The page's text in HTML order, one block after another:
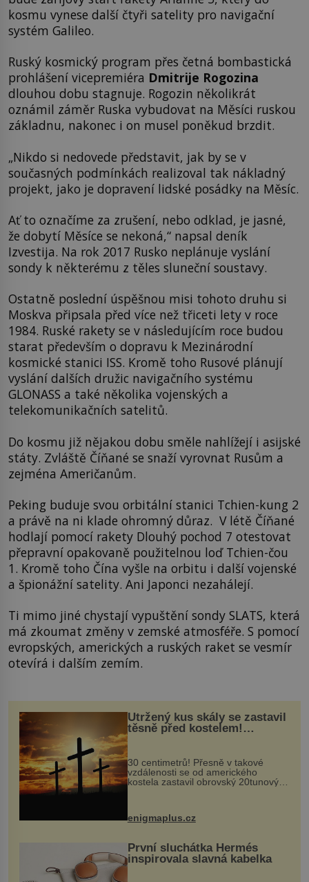
kosmu vynese další čtyři satelity pro navigační
systém Galileo.
Ruský kosmický program přes četná bombastická
prohlášení vicepremiéra Dmitrije Rogozina
dlouhou dobu stagnuje. Rogozin několikrát
oznámil záměr Ruska vybudovat na Měsíci ruskou
základnu, nakonec i on musel poněkud brzdit.
„Nikdo si nedovede představit, jak by se v
současných podmínkách realizoval tak nákladný
projekt, jako je dopravení lidské posádky na Měsíc.
Ať to označíme za zrušení, nebo odklad, je jasné,
že dobytí Měsíce se nekoná,“ napsal deník
Izvestija. Na rok 2017 Rusko neplánuje vyslání
sondy k některému z těles sluneční soustavy.
Ostatně poslední úspěšnou misi tohoto druhu si
Moskva připsala před více než třiceti lety v roce
1984. Ruské rakety se v následujícím roce budou
starat především o dopravu k Mezinárodní
kosmické stanici ISS. Kromě toho Rusové plánují
vyslání dalších družic navigačního systému
GLONASS a také několika vojenských a
telekomunikačních satelitů.
Do kosmu již nějakou dobu směle nahlížejí i asijské
státy. Zvláště Číňané se snaží vyrovnat Rusům a
zejména Američanům.
Peking buduje svou orbitální stanici Tchien-kung 2
a právě na ni klade ohromný důraz. V létě Číňané
hodlají pomocí rakety Dlouhý pochod 7 otestovat
přepravní opakovaně použitelnou loď Tchien-čou
1. Kromě toho Čína vyšle na orbitu i další vojenské
a špionážní satelity. Ani Japonci nezahálejí.
Ti mimo jiné chystají vypuštění sondy SLATS, která
má zkoumat změny v zemské atmosféře. S pomocí
evropských, amerických a ruských raket se vesmír
otevírá i dalším zemím.
Utržený kus skály se zastavil
těsně před kostelem!
Ochránila ho boží síla?
30 centimetrů! Přesně v takové
vzdálenosti se od amerického
kostela zastavil obrovský 20tunový
...
enigmaplus.cz
První sluchátka Hermés
inspirovala slavná kabelka